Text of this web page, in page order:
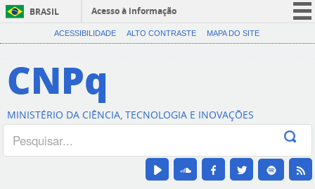
BRASIL
Acesso à informação
CORONAVÍRUS (COVID-19)
Canais
ACESSIBILIDADE ALTO CONTRASTE MAPA DO SITE
CNPq
MINISTÉRIO DA CIÊNCIA, TECNOLOGIA E INOVAÇÕES